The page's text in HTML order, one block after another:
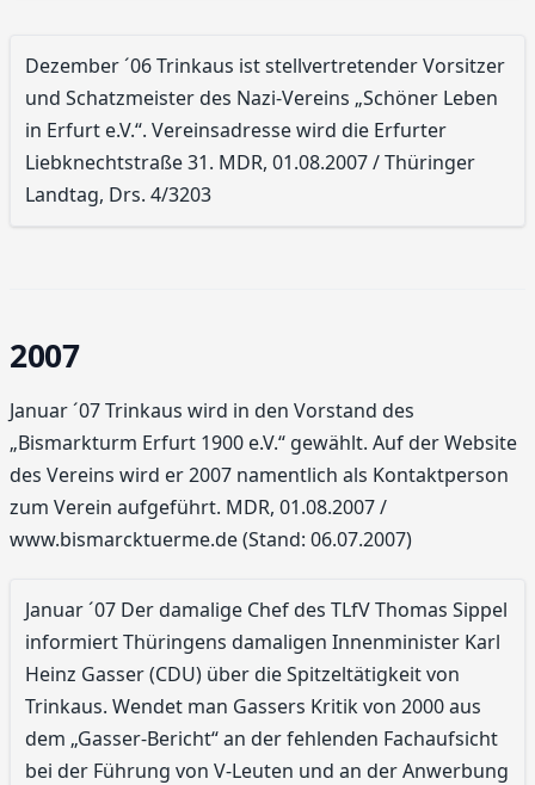
Dezember ´06 Trinkaus ist stellvertretender Vorsitzer
und Schatzmeister des Nazi-Vereins „Schöner Leben
in Erfurt e.V.“. Vereinsadresse wird die Erfurter
Liebknechtstraße 31. MDR, 01.08.2007 / Thüringer
Landtag, Drs. 4/3203
2007
Januar ´07 Trinkaus wird in den Vorstand des
„Bismarkturm Erfurt 1900 e.V.“ gewählt. Auf der Website
des Vereins wird er 2007 namentlich als Kontaktperson
zum Verein aufgeführt. MDR, 01.08.2007 /
www.bismarcktuerme.de (Stand: 06.07.2007)
Januar ´07 Der damalige Chef des TLfV Thomas Sippel
informiert Thüringens damaligen Innenminister Karl
Heinz Gasser (CDU) über die Spitzeltätigkeit von
Trinkaus. Wendet man Gassers Kritik von 2000 aus
dem „Gasser-Bericht“ an der fehlenden Fachaufsicht
bei der Führung von V-Leuten und an der Anwerbung